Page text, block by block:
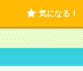
気になる！